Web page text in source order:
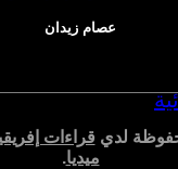
عصام زيدان
لدي قراءات
ميديا.